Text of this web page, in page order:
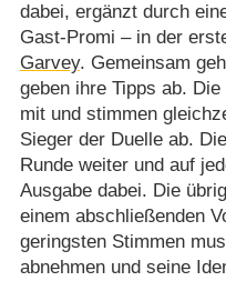
dabei, ergänzt durch
Gast-Promi – in der
Garvey. Gemeinsam
geben ihre Tipps ab.
mit und stimmen
Sieger der Duelle ab.
Runde weiter und auf
Ausgabe dabei. Die
einem abschließenden
geringsten Stimmen
abnehmen und seine